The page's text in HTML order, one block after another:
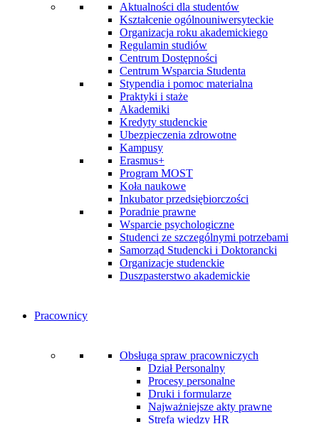
Aktualności dla studentów
Kształcenie ogólnouniwersyteckie
Organizacja roku akademickiego
Regulamin studiów
Centrum Dostępności
Centrum Wsparcia Studenta
Stypendia i pomoc materialna
Praktyki i staże
Akademiki
Kredyty studenckie
Ubezpieczenia zdrowotne
Kampusy
Erasmus+
Program MOST
Koła naukowe
Inkubator przedsiębiorczości
Poradnie prawne
Wsparcie psychologiczne
Studenci ze szczególnymi potrzebami
Samorząd Studencki i Doktorancki
Organizacje studenckie
Duszpasterstwo akademickie
Pracownicy
Obsługa spraw pracowniczych
Dział Personalny
Procesy personalne
Druki i formularze
Najważniejsze akty prawne
Strefa wiedzy HR